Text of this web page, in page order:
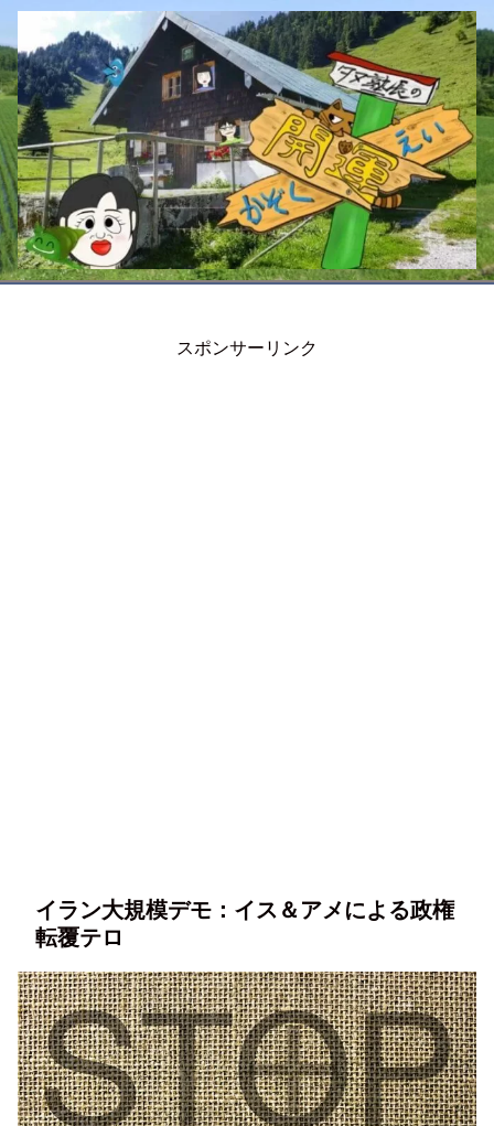
スポンサーリンク
イラン大規模デモ：イス＆アメによる政権
転覆テロ